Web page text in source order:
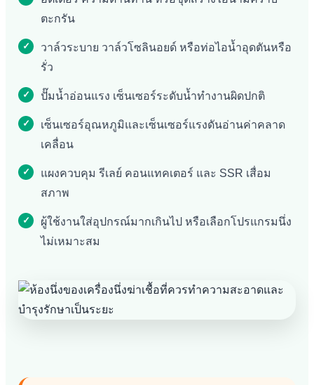
ตะกรัน
วาล์วระบาย วาล์วโซลินอยด์ หรือท่อไอน้ำอุดตันหรือ
รั่ว
ปั๊มน้ำอ่อนแรง เซ็นเซอร์ระดับน้ำทำงานผิดปกติ
เซ็นเซอร์อุณหภูมิและเซ็นเซอร์แรงดันอ่านค่าคลาด
เคลื่อน
แผงควบคุม รีเลย์ คอนแทคเตอร์ และ SSR เสื่อม
สภาพ
ผู้ใช้งานใส่อุปกรณ์มากเกินไป หรือเลือกโปรแกรมนึ่ง
ไม่เหมาะสม